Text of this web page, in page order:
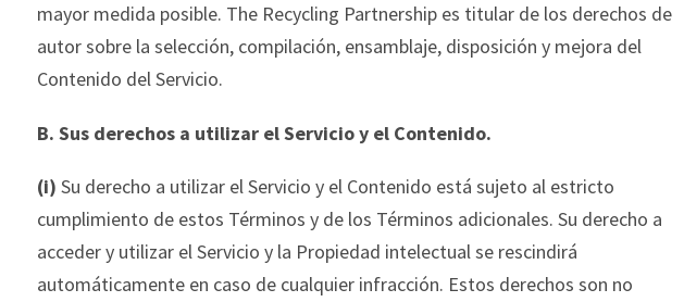
mayor medida posible. The Recycling Partnershipes titular de los derechos de
autor sobre la selección, compilación, ensamblaje, disposición y mejora del
Contenido del Servicio.
B. Sus derechos a utilizar el Servicio y el Contenido.
(i) Su derecho a utilizar el Servicio y el Contenido está sujeto al estricto
cumplimiento de estos Términos y de los Términos adicionales. Su derecho a
acceder y utilizar el Servicio y la Propiedad intelectual se rescindirá
automáticamente en caso de cualquier infracción. Estos derechos son no